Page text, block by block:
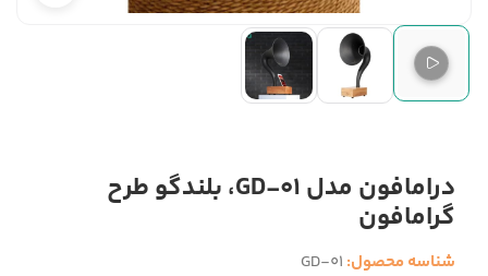
درامافون مدل GD-01، بلندگو طرح
گرامافون
شناسه محصول: GD-01